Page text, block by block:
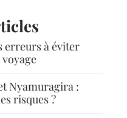
erreurs à éviter
Nyamuragira :
risques ?